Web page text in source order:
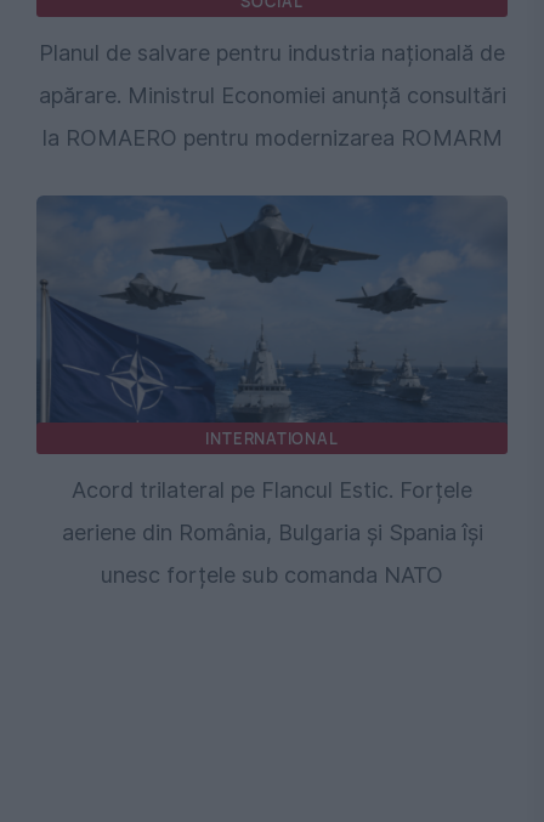
Planul de salvare pentru industria națională de
apărare. Ministrul Economiei anunță consultări
la ROMAERO pentru modernizarea ROMARM
INTERNATIONAL
Acord trilateral pe Flancul Estic. Forțele
aeriene din România, Bulgaria și Spania își
unesc forțele sub comanda NATO